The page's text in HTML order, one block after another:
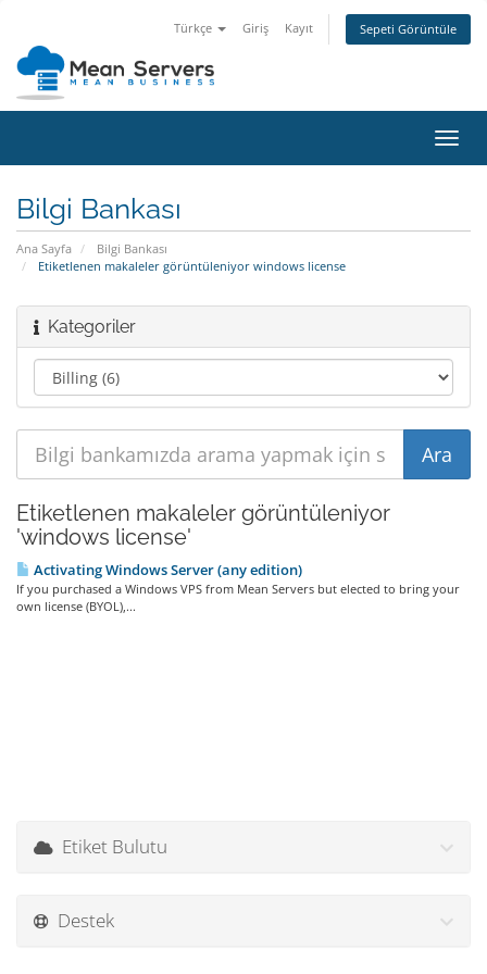
Türkçe Giriş Kayıt Sepeti Görüntüle
Bilgi Bankası
Ana Sayfa
Bilgi Bankası
Etiketlenen makaleler görüntüleniyor windows license
Kategoriler
Etiketlenen makaleler görüntüleniyor
'windows license'
Activating Windows Server (any edition)
If you purchased a Windows VPS from Mean Servers but elected to bring your
own license (BYOL),...
Etiket Bulutu
Destek